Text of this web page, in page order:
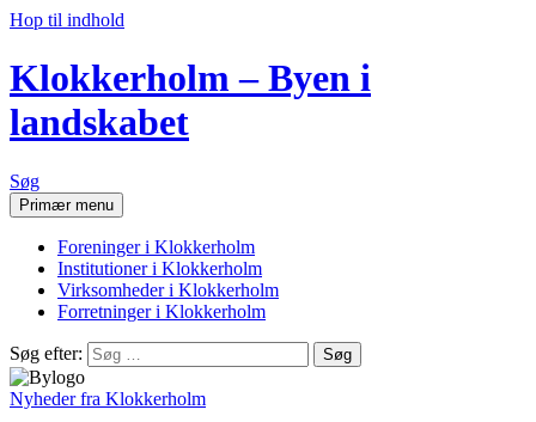
Hop til indhold
Klokkerholm – Byen i
landskabet
Søg
Primær menu
Foreninger i Klokkerholm
Institutioner i Klokkerholm
Virksomheder i Klokkerholm
Forretninger i Klokkerholm
Søg efter:
Nyheder fra Klokkerholm